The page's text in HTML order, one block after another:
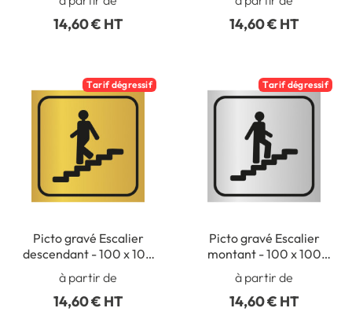
14,60 € HT 14,60 € HT
Tarif dégressif
Picto gravé Escalier
descendant - 100 x 100
mm - Gamme Métal
à partir de
14,60 € HT
Tarif dégressif
Picto gravé Escalier
montant - 100 x 100
mm - Gamme Métal
à partir de
14,60 € HT